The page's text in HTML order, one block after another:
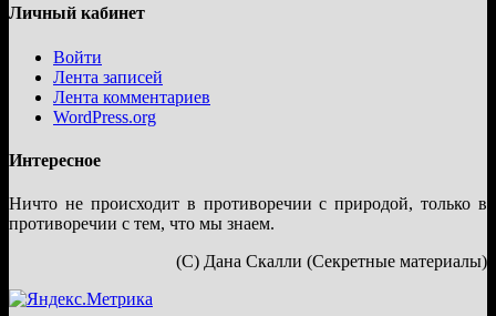
Личный кабинет
Войти
Лента записей
Лента комментариев
WordPress.org
Интересное
Ничто не происходит в противоречии с природой, только в
противоречии с тем, что мы знаем.
(С) Дана Скалли (Секретные материалы)